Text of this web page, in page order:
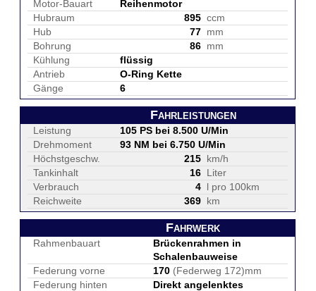
Motor-Bauart
Reihenmotor
Hubraum
895 ccm
Hub
77 mm
Bohrung
86 mm
Kühlung
flüssig
Antrieb
O-Ring Kette
Gänge
6
Fahrleistungen
Leistung
105 PS bei 8.500 U/Min
Drehmoment
93 NM bei 6.750 U/Min
Höchstgeschw.
215 km/h
Tankinhalt
16 Liter
Verbrauch
4 l pro 100km
Reichweite
369 km
Fahrwerk
Rahmenbauart
Brückenrahmen in
Schalenbauweise
Federung vorne
170 (Federweg 172)mm
Federung hinten
Direkt angelenktes